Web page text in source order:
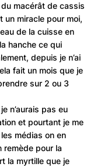
macérât de cassis
un miracle pour moi,
de la cuisse en
hanche ce qui
depuis je n’ai
fait un mois que je
sur 2 ou 3
n’aurais pas eu
et pourtant je me
médias on en
remède pour la
la myrtille que je